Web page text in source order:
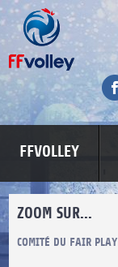
FFVOLLEY
ZOOM SUR...
COMITÉ DU FAIR PLAY